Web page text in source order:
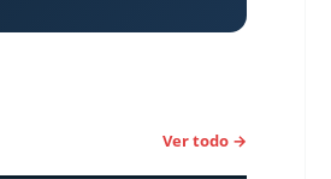
Ver todo →